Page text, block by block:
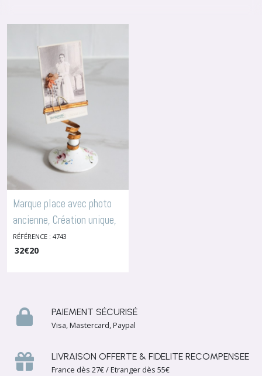
Marque place avec photo
ancienne, Création unique,
-Objets Décoratifs Uniques
RÉFÉRENCE : 4743
32€20
PAIEMENT SÉCURISÉ
Visa, Mastercard, Paypal
LIVRAISON OFFERTE & FIDELITE RECOMPENSEE
France dès 27€ / Etranger dès 55€
(1)
Pochettes
accessoires
Afficher
les
résultats